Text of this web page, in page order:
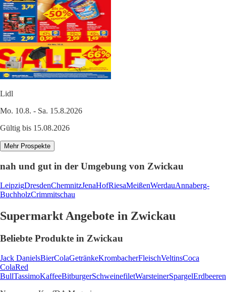
Lidl
Mo. 10.8. - Sa. 15.8.2026
Gültig bis 15.08.2026
Mehr Prospekte
nah und gut in der Umgebung von Zwickau
LeipzigDresdenChemnitzJenaHofRiesaMeißenWerdauAnnaberg-
BuchholzCrimmitschau
Supermarkt Angebote in Zwickau
Beliebte Produkte in Zwickau
Jack DanielsBierColaGetränkeKrombacherFleischVeltinsCoca
ColaRed
BullTassimoKaffeeBitburgerSchweinefiletWarsteinerSpargelErdbeeren